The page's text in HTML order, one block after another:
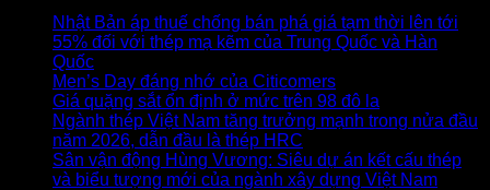
Nhật Bản áp thuế chống bán phá giá tạm thời lên tới
55% đối với thép mạ kẽm của Trung Quốc và Hàn
Quốc
Men’s Day đáng nhớ của Citicomers
Giá quặng sắt ổn định ở mức trên 98 đô la
Ngành thép Việt Nam tăng trưởng mạnh trong nửa đầu
năm 2026, dẫn đầu là thép HRC
Sân vận động Hùng Vương: Siêu dự án kết cấu thép
và biểu tượng mới của ngành xây dựng Việt Nam